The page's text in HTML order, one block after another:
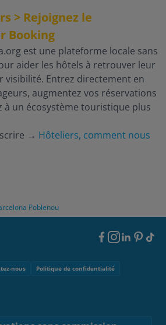
Poblenou
> Rejoignez le
Booking
est une plateforme locale sans
aider les hôtels à retrouver leur
visibilité. Entrez directement en
augmentez vos réservations
à un écosystème touristique plus
→ Hôteliers, comment nous
Footer
Social
nous
Politique de confidentialité